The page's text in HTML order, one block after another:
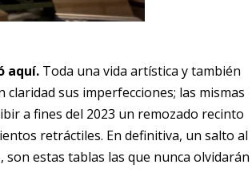
aquí. Toda una vida artística y también
sus imperfecciones; las mismas
a fines del 2023 un remozado recinto
retráctiles. En definitiva, un salto al
estas tablas las que nunca olvidarán